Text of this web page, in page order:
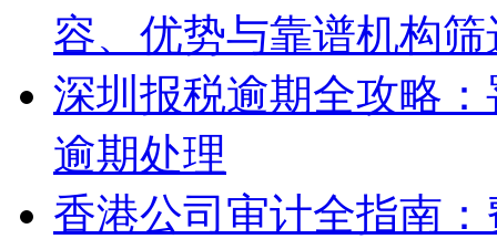
容、优势与靠谱机构筛
深圳报税逾期全攻略
逾期处理
香港公司审计全指南